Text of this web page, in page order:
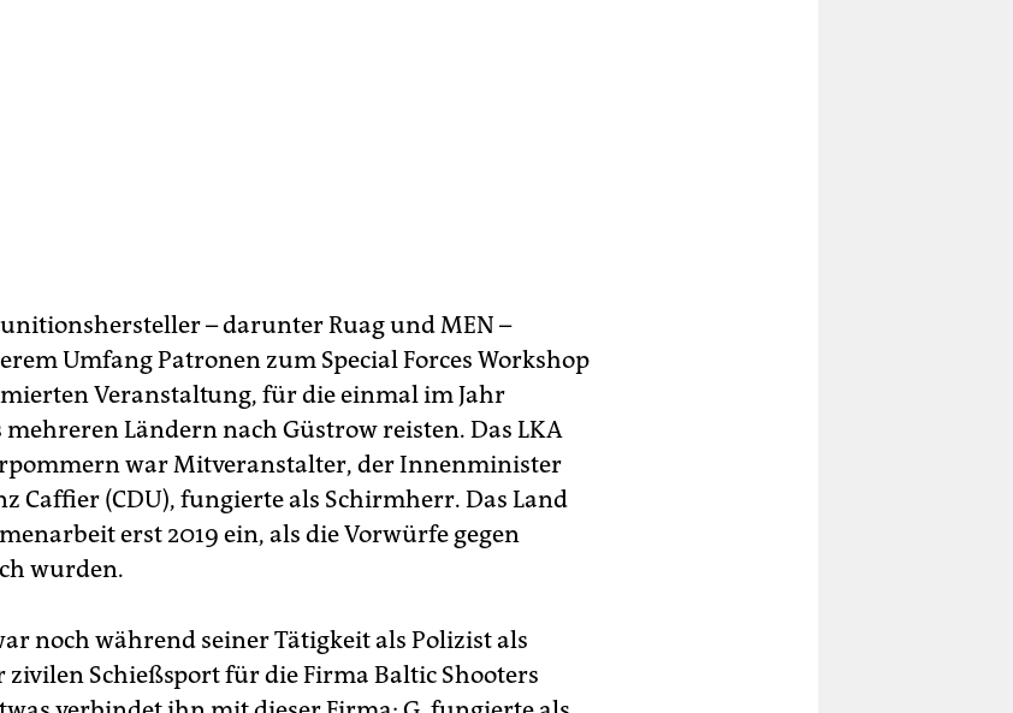
– darunter Ruag und MEN –
Umfang Patronen zum Special Forces Workshop
Veranstaltung, für die einmal im Jahr
mehreren Ländern nach Güstrow reisten. Das LKA
war Mitveranstalter, der Innenminister
Caffier (CDU), fungierte als Schirmherr. Das Land
erst 2019 ein, als die Vorwürfe gegen
wurden.
noch während seiner Tätigkeit als Polizist als
Schießsport für die Firma Baltic Shooters